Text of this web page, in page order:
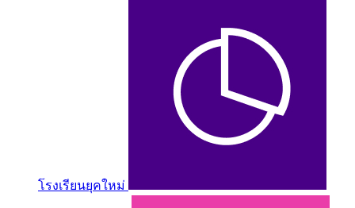
โรงเรียนยุคใหม่